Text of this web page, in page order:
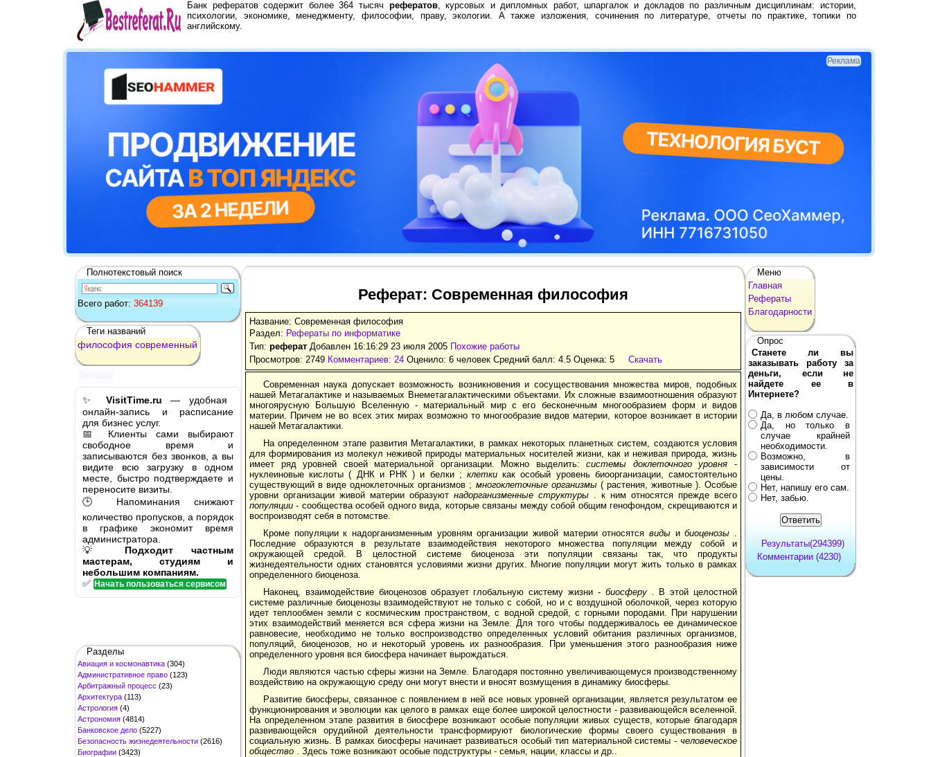
Банк рефератов содержит более 364 тысяч рефератов, курсовых и дипломных работ, шпаргалок и докладов по различным дисциплинам: истории,
психологии, экономике, менеджменту, философии, праву, экологии. А также изложения, сочинения по литературе, отчеты по практике, топики по
английскому.
Реклама
Полнотекстовый поиск
Всего работ: 364139
Теги названий
философия современный
✨ VisitTime.ru — удобная
онлайн-запись и расписание
для бизнес услуг.
📅 Клиенты сами выбирают
свободное время и
записываются без звонков, а вы
видите всю загрузку в одном
месте, быстро подтверждаете и
переносите визиты.
🕒 Напоминания снижают
количество пропусков, а порядок
в графике экономит время
администратора.
💡 Подходит частным
мастерам, студиям и
небольшим компаниям.
✅ Начать пользоваться сервисом
Разделы
Авиация и космонавтика (304)
Административное право (123)
Арбитражный процесс (23)
Архитектура (113)
Астрология (4)
Астрономия (4814)
Банковское дело (5227)
Безопасность жизнедеятельности (2616)
Биографии (3423)
Реферат: Современная философия
Название: Современная философия
Раздел: Рефераты по информатике
Тип: реферат Добавлен 16:16:29 23 июля 2005 Похожие работы
Просмотров: 2749 Комментариев: 24 Оценило: 6 человек Средний балл: 4.5 Оценка: 5 Скачать
Современная наука допускает возможность возникновения и сосу­ществования множества миров, подобных
нашей Метагалактике и на­зываемых Внеметагалактическими объектами. Их сложные взаимоот­ношения образуют
многоярусную Большую Вселенную - материальный мир с его бесконечным многообразием форм и видов
материи. Причем не во всех этих мирах возможно то многообразие видов материи, которое возникает в истории
нашей Метагалактики.
На определенном этапе развития Метагалактики, в рамках некоторых планетных систем, создаются условия
для формирования из молекул неживой природы материальных носителей жизни, как и неживая природа, жизнь
имеет ряд уровней своей материальной организации. Можно выделить:системы доклеточного уровня -
нуклеиновые кислоты ( ДНК и РНК ) и белки ; клетки как особый уровень биоорганизации, самостоятельно
существующий в виде одноклеточных организмов ; многоклеточные организмы( растения, животные ). Особые
уровни организации живой материи образуют надорганизменные структуры . к ним относятся прежде всего
популяции - сообщества особей одного вида, которые связаны между собой общим генофондом, скрещиваются и
воспроизводят себя в потомстве.
Кроме популяции к надорганизменным уровням организации живой материи относятся виды ибиоценозы
Последние образуются в результате взаимодействия некоторого множества популяции между собой и
окружающей средой. В целостной системе биоценоза эти популяции связаны так, что продукты
жизнедеятельности одних становятся условиями жизни других. Многие популяции могут жить только в рамках
определенного биоценоза.
Наконец, взаимодействие биоценозов образует глобальную систему жизни - биосферу. В этой целостной
системе различные биоценозы взаимодействуют не только с собой, но и с воздушной оболочкой, через которую
идет теплообмен земли с космическим пространством, с водной средой, с горными породами. При нарушении
этих взаимодействий меняется вся сфера жизни на Земле. Для того чтобы поддерживалось ее динамическое
равновесие, необходимо не только воспроизводство определенных условий обитания различных организмов,
популяций, биоценозов, но и некоторый уровень их разнообразия. При уменьшения этого разнообразия ниже
определенного уровня вся биосфера начинает вырождаться.
Люди являются частью сферы жизни на Земле. Благодаря постоянно увеличивающемуся производственному
воздействию на окружающую среду они могут внести и вносят возмущения в динамику биосферы.
Развитие биосферы, связанное с появлением в ней все новых уровней организации, является результатом ее
функционирования и эволюции как целого в рамках еще более широкой целостности - развивающейся вселенной.
На определенном этапе развития в биосфере возникают особые популяции живых существ, которые благодаря
развивающейся орудийной деятельности трансформируют биологические формы своего существования в
социальную жизнь. В рамках биосферы начинает развиваться особый тип материальной системы - человеческое
общество . Здесь тоже возникают особые подструктуры - семья, нации, классы и др..
Меню
Главная
Рефераты
Благодарности
Опрос
Станете ли вы
заказывать работу за
деньги, если не
найдете ее в
Интернете?
Да, в любом случае.
Да, но только в
случае крайней
необходимости.
Возможно, в
зависимости от
цены.
Нет, напишу его сам.
Нет, забью.
Результаты(294399)
Комментарии (4230)